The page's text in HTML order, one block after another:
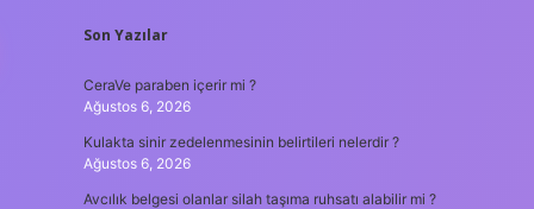
SIDEBAR
Son Yazılar
CeraVe paraben içerir mi ?
Ağustos 6, 2026
Kulakta sinir zedelenmesinin belirtileri nelerdir ?
Ağustos 6, 2026
Avcılık belgesi olanlar silah taşıma ruhsatı alabilir mi ?